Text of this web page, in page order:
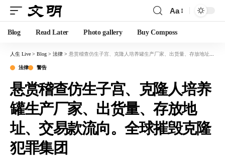
Aa
Blog Read Later Photo gallery Buy Composs
人生 Live > Blog > 法律 > 悬赏稽查仿生子宫、克隆人培养罐生产厂家、出货量、存放地址、交易款流向。全球摧毁克隆犯罪集团
法律 警告
悬赏稽查仿生子宫、克隆人培养
罐生产厂家、出货量、存放地
址、交易款流向。全球摧毁克隆
犯罪集团